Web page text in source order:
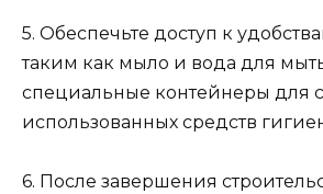
5. Обеспечьте доступ к
таким как мыло и вода для
специальные контейнеры для
использованных средств
6. После завершения